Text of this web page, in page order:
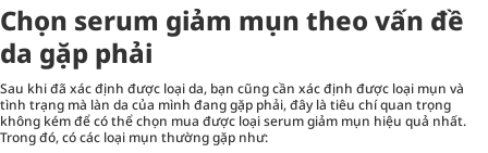
Chọn serum giảm mụn theo vấn đề
da gặp phải
Sau khi đã xác định được loại da, bạn cũng cần xác định được loại mụn và
tình trạng mà làn da của mình đang gặp phải, đây là tiêu chí quan trọng
không kém để có thể chọn mua được loại serum giảm mụn hiệu quả nhất.
Trong đó, có các loại mụn thường gặp như: